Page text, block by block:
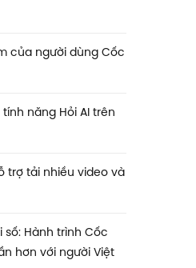
của người dùng Cốc
tính năng Hỏi AI trên
trợ tải nhiều video và
Hành trình Cốc
hơn với người Việt